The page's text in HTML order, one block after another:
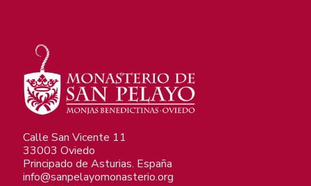
Calle San Vicente 11
33003 Oviedo
Principado de Asturias. España
info@sanpelayomonasterio.org